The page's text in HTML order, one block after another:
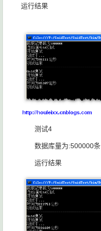
运行结果
测试4
数据库量为:500000条
运行结果